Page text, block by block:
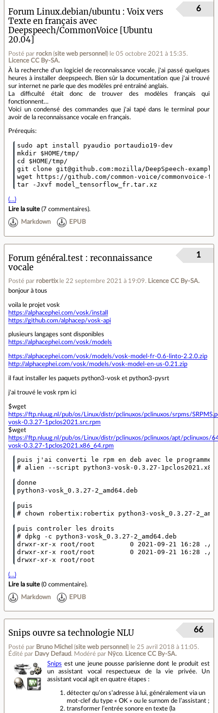
Forum Linux.debian/ubuntu
Voix vers
Texte en français avec
Deepspeech/CommonVoice [Ubuntu
20.04]
Posté par rockn (site web personnel ) le 05 octobre 2021 à 15:35.
Licence CC By‑SA.
6
À la recherche d'un logiciel de reconnaissance vocale, j'ai passé quelques
heures à installer deepspeech. Bien sûr la documentation que j'ai trouvé
sur internet ne parle que des modèles pré entraîné anglais.
La difficulté était donc de trouver des modèles français qui
fonctionnent…
Voici un condensé des commandes que j'ai tapé dans le terminal pour
avoir de la reconnaissance vocale en français.
Prérequis:
sudo apt install pyaudio portaudio19-dev
mkdir $HOME/tmp/
cd $HOME/tmp/
git clone git@github.com:mozilla/DeepSpeech-
wget https://github.com/common-voice/
(…)
Lire la suite (7 commentaires).
Markdown EPUB
Forum général.test
reconnaissance
vocale
Posté par robertix le 22 septembre 2021 à 19:09. Licence CC By‑SA.
1
bonjour à tous
voila le projet vosk
https://alphacephei.com/vosk/install
https://github.com/alphacep/vosk-api
plusieurs langages sont disponibles
https://alphacephei.com/vosk/models
https://alphacephei.com/vosk/models/vosk-model-fr-0.6-linto-2.2.0.zip
http://alphacephei.com/vosk/models/vosk-model-en-us-0.21.zip
il faut installer les paquets python3-vosk et python3-pysrt
j'ai trouvé le vosk rpm ici
$wget
https://ftp.nluug.nl/pub/os/Linux/distr/pclinuxos/pclinuxos/srpms/
vosk-0.3.27-1pclos2021.src.rpm
$wget
https://ftp.nluug.nl/pub/os/Linux/distr/pclinuxos/pclinuxos/apt/pclinuxos/
vosk-0.3.27-1pclos2021.x86_64.rpm
puis j'ai converti le rpm en deb avec le programme
donne
puis
puis controler les droits
# dpkg -c python3-vosk_0.3.27-2_amd64.deb
drwxr-xr-x root/root         0 2021-09-21 16:28 ./
drwxr-xr-x root/root         0 2021-09-21 16:28 ./
drwxr-xr-x root/root
(…)
Lire la suite (0 commentaire).
Markdown EPUB
Snips ouvre sa technologie NLU
Posté par Bruno Michel (site web personnel ) le 25 avril 2018 à 11:05.
Édité par Davy Defaud. Modéré par Nÿco. Licence CC By‑SA.
66
Snips est une jeune pousse parisienne dont le produit est
un assistant vocal respectueux de la vie privée. Un
assistant vocal agit en quatre étapes :
détecter qu’on s’adresse à lui, généralement via un
mot‐clef du type « OK » ou le surnom de l’assistant ;
transformer l’entrée sonore en texte (la